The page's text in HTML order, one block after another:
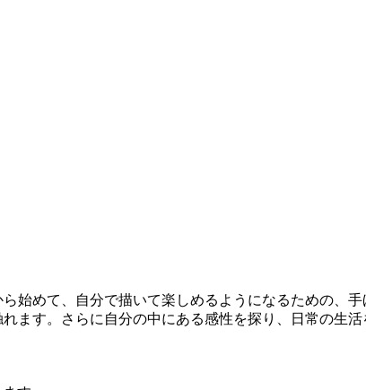
めて、自分で描いて楽しめるようになるための、
ます。さらに自分の中にある感性を探り、日常の生